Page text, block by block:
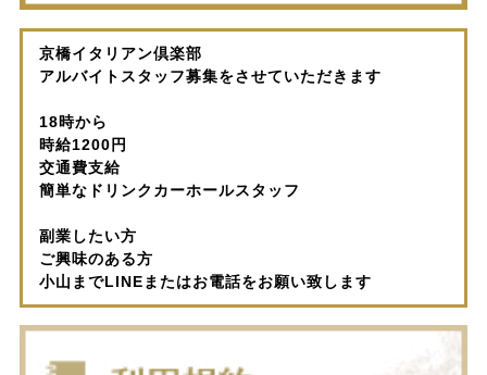
京橋イタリアン倶楽部
アルバイトスタッフ募集をさせていただきます
18時から
時給1200円
交通費支給
簡単なドリンクカーホールスタッフ
副業したい方
ご興味のある方
小山までLINEまたはお電話をお願い致します